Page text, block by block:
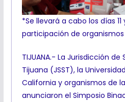
*Se llevará a cabo los días
participación de
TIJUANA.- La Jurisdicción de
Tijuana (JSST), la
California y organismos de
anunciaron el Simposio